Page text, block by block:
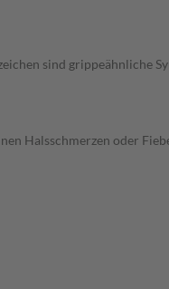
sind grippeähnliche
Halsschmerzen oder